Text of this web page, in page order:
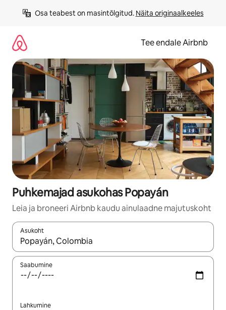
Osa teabest on masintõlgitud. Näita originaalkeeles
Tee endale Airbnb
Puhkemajad asukohas Popayán
Leia ja broneeri Airbnb kaudu ainulaadne majutuskoht
Asukoht
Kui tulemused on kuvatud, liigu ekraanil nooleklahvidega või
Saabumine
Lahkumine